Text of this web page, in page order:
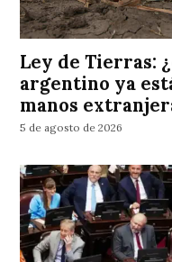
Ley de Tierras:
argentino ya
manos
5 de agosto de 2026